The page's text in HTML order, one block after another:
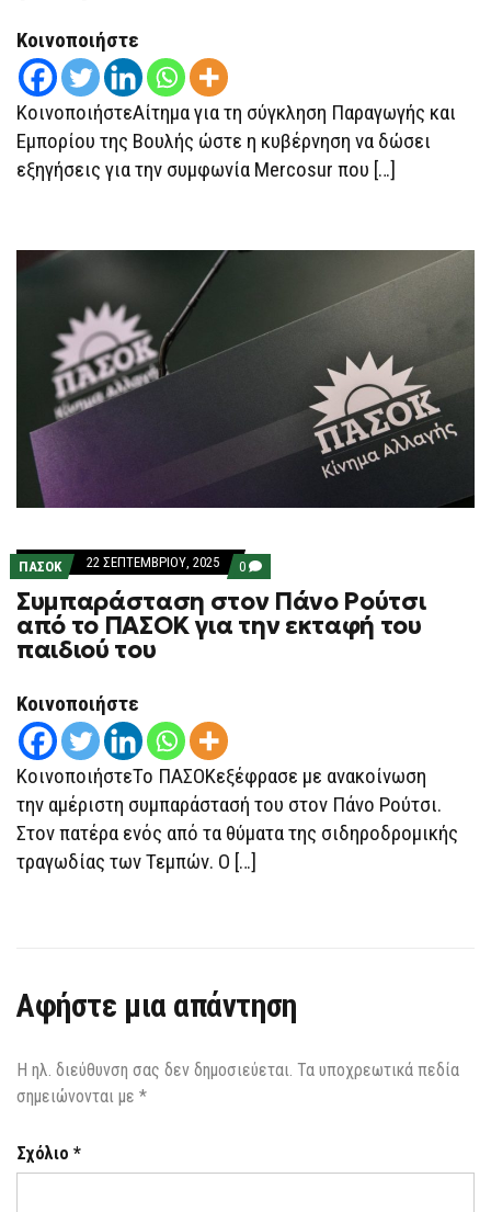
Κοινοποιήστε
ΚοινοποιήστεΑίτημα για τη σύγκληση Παραγωγής και
Εμπορίου της Βουλής ώστε η κυβέρνηση να δώσει
εξηγήσεις για την συμφωνία Mercosur που […]
ΠΑΣΟΚ 22 ΣΕΠΤΕΜΒΡΊΟΥ, 2025 0 COMMENTS
ON
ΣΥΜΠΑΡΆΣΤΑΣΗ
ΣΤΟΝ
ΠΆΝΟ
ΠΑΙΔΙΟΎ
Συμπαράσταση στον Πάνο Ρούτσι
από το ΠΑΣΟΚ για την εκταφή του
παιδιού του
Κοινοποιήστε
ΚοινοποιήστεΤο ΠΑΣΟΚεξέφρασε με ανακοίνωση
την αμέριστη συμπαράστασή του στον Πάνο Ρούτσι.
Στον πατέρα ενός από τα θύματα της σιδηροδρομικής
τραγωδίας των Τεμπών. Ο […]
Αφήστε μια απάντηση
Η ηλ. διεύθυνση σας δεν δημοσιεύεται. Τα υποχρεωτικά πεδία
σημειώνονται με *
Σχόλιο *